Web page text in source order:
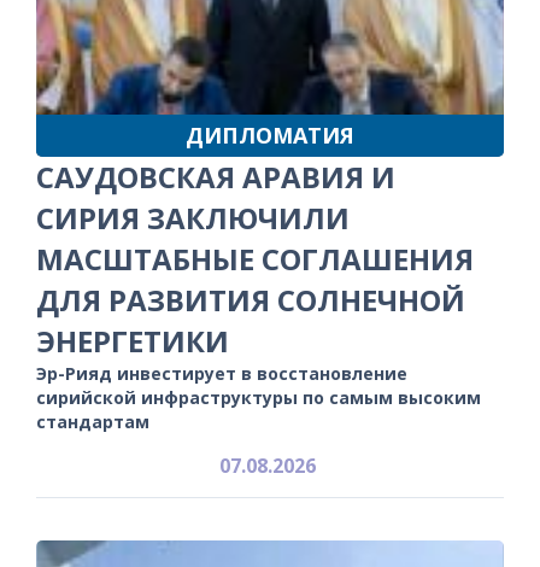
ДИПЛОМАТИЯ
САУДОВСКАЯ АРАВИЯ И
СИРИЯ ЗАКЛЮЧИЛИ
МАСШТАБНЫЕ СОГЛАШЕНИЯ
ДЛЯ РАЗВИТИЯ СОЛНЕЧНОЙ
ЭНЕРГЕТИКИ
Эр-Рияд инвестирует в восстановление
сирийской инфраструктуры по самым высоким
стандартам
07.08.2026